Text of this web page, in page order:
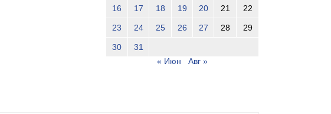
16 17 18 19 20 21 22
23 24 25 26 27 28 29
30
31
« Июн
Авг »